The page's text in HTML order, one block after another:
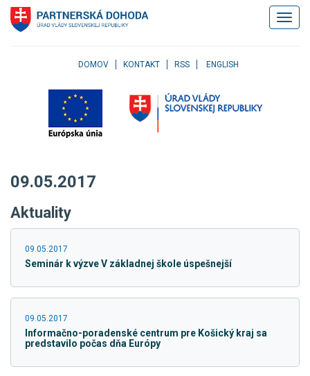
Klávesové
skratky
Skočiť
menu
na
Skočiť
pätičku
stránky
DOMOV KONTAKT RSS ENGLISH
09.05.2017
Aktuality
09.05.2017
Seminár k výzve V základnej škole úspešnejší
09.05.2017
Informačno-poradenské centrum pre Košický kraj sa
predstavilo počas dňa Európy